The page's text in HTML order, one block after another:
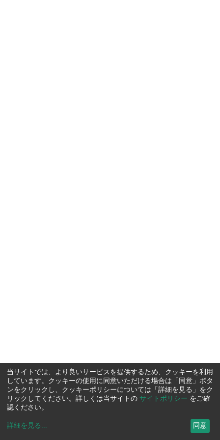
当サイトでは、より良いサービスを提供するため、クッキーを利用
しています。クッキーの使用に同意いただける場合は「同意」ボタ
ンをクリックし、クッキーポリシーについては「詳細を見る」をク
リックしてください。詳しくは当サイトの サイトポリシー をご確
認ください。
詳細を見る ... 同意